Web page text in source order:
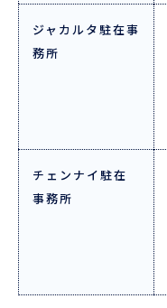
ジャカルタ駐在事
務所
チェンナイ駐在
事務所